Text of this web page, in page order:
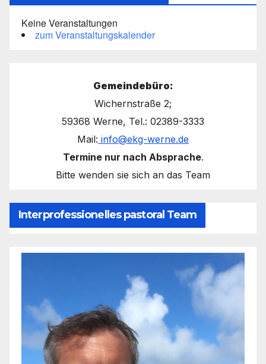
Keine Veranstaltungen
zum Veranstaltungskalender
Gemeindebüro:
Wichernstraße 2;
59368 Werne, Tel.: 02389-3333
Mail: info@ekg-werne.de
Termine nur nach Absprache.
Bitte wenden sie sich an das Team
Interprofessionelles pastoral Team